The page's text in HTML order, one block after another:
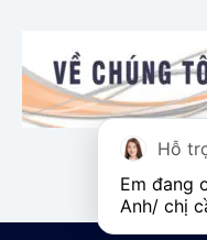
Hỗ
Em đang
Anh/ chị